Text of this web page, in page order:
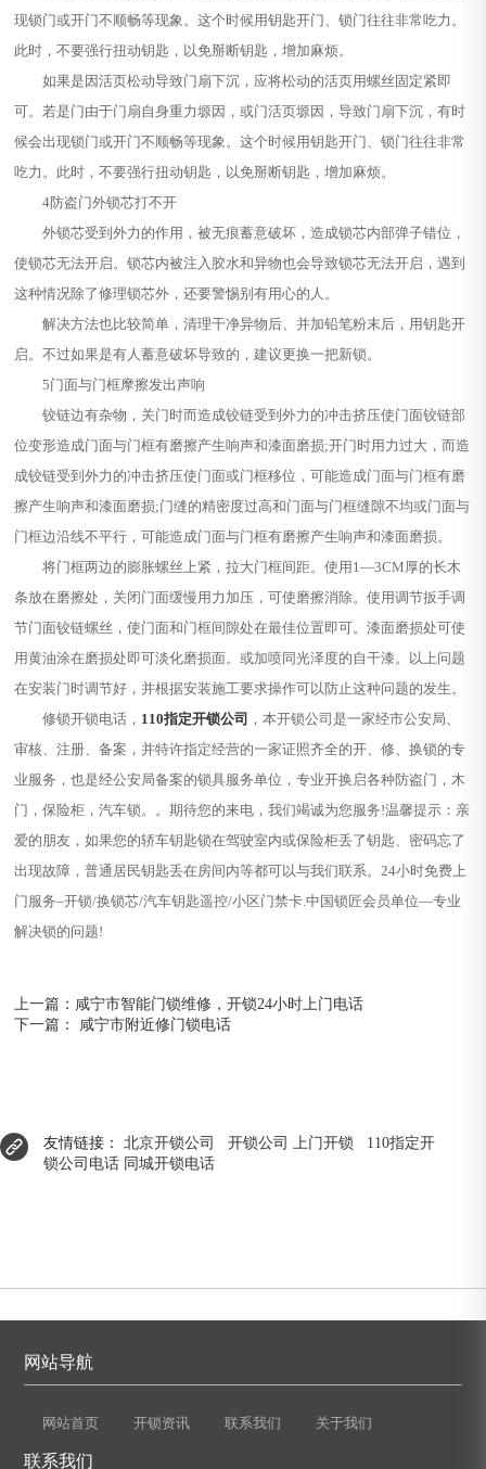
现锁门或开门不顺畅等现象。这个时候用钥匙开门、锁门往往非常吃力。
此时，不要强行扭动钥匙，以免掰断钥匙，增加麻烦。
如果是因活页松动导致门扇下沉，应将松动的活页用螺丝固定紧即
可。若是门由于门扇自身重力塬因，或门活页塬因，导致门扇下沉，有时
候会出现锁门或开门不顺畅等现象。这个时候用钥匙开门、锁门往往非常
吃力。此时，不要强行扭动钥匙，以免掰断钥匙，增加麻烦。
4防盗门外锁芯打不开
外锁芯受到外力的作用，被无痕蓄意破坏，造成锁芯内部弹子错位，
使锁芯无法开启。锁芯内被注入胶水和异物也会导致锁芯无法开启，遇到
这种情况除了修理锁芯外，还要警惕别有用心的人。
解决方法也比较简单，清理干净异物后、并加铅笔粉末后，用钥匙开
启。不过如果是有人蓄意破坏导致的，建议更换一把新锁。
5门面与门框摩擦发出声响
铰链边有杂物，关门时而造成铰链受到外力的冲击挤压使门面铰链部
位变形造成门面与门框有磨擦产生响声和漆面磨损;开门时用力过大，而造
成铰链受到外力的冲击挤压使门面或门框移位，可能造成门面与门框有磨
擦产生响声和漆面磨损;门缝的精密度过高和门面与门框缝隙不均或门面与
门框边沿线不平行，可能造成门面与门框有磨擦产生响声和漆面磨损。
将门框两边的膨胀螺丝上紧，拉大门框间距。使用1—3CM厚的长木
条放在磨擦处，关闭门面缓慢用力加压，可使磨擦消除。使用调节扳手调
节门面铰链螺丝，使门面和门框间隙处在最佳位置即可。漆面磨损处可使
用黄油涂在磨损处即可淡化磨损面。或加喷同光泽度的自干漆。以上问题
在安装门时调节好，并根据安装施工要求操作可以防止这种问题的发生。
修锁开锁电话， 110指定开锁公司 ，本开锁公司是一家经市公安局、
审核、注册、备案，并特许指定经营的一家证照齐全的开、修、换锁的专
业服务，也是经公安局备案的锁具服务单位，专业开换启各种防盗门，木
门，保险柜，汽车锁。。期待您的来电，我们竭诚为您服务!温馨提示：亲
爱的朋友，如果您的轿车钥匙锁在驾驶室内或保险柜丢了钥匙、密码忘了
出现故障，普通居民钥匙丢在房间内等都可以与我们联系。24小时免费上
门服务–开锁/换锁芯/汽车钥匙遥控/小区门禁卡.中国锁匠会员单位—专业
解决锁的问题!
上一篇： 咸宁市智能门锁维修，开锁24小时上门电话
下一篇： 咸宁市附近修门锁电话
友情链接：北京开锁公司 开锁公司 上门开锁
110指定开
锁公司电话 同城开锁电话
网站导航
网站首页 开锁资讯 联系我们 关于我们
联系我们